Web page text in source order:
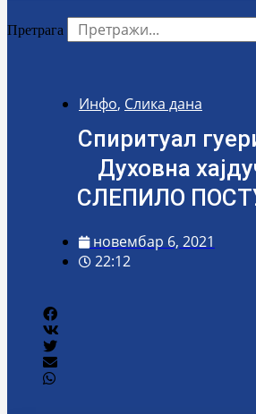
Претрага
Инфо, Слика дана
Спиритуал
Духовна
СЛЕПИЛО
новембар 6, 2021
22:12